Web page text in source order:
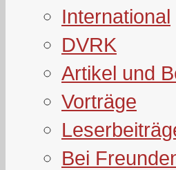
International
DVRK
Artikel und
Vorträge
Bei